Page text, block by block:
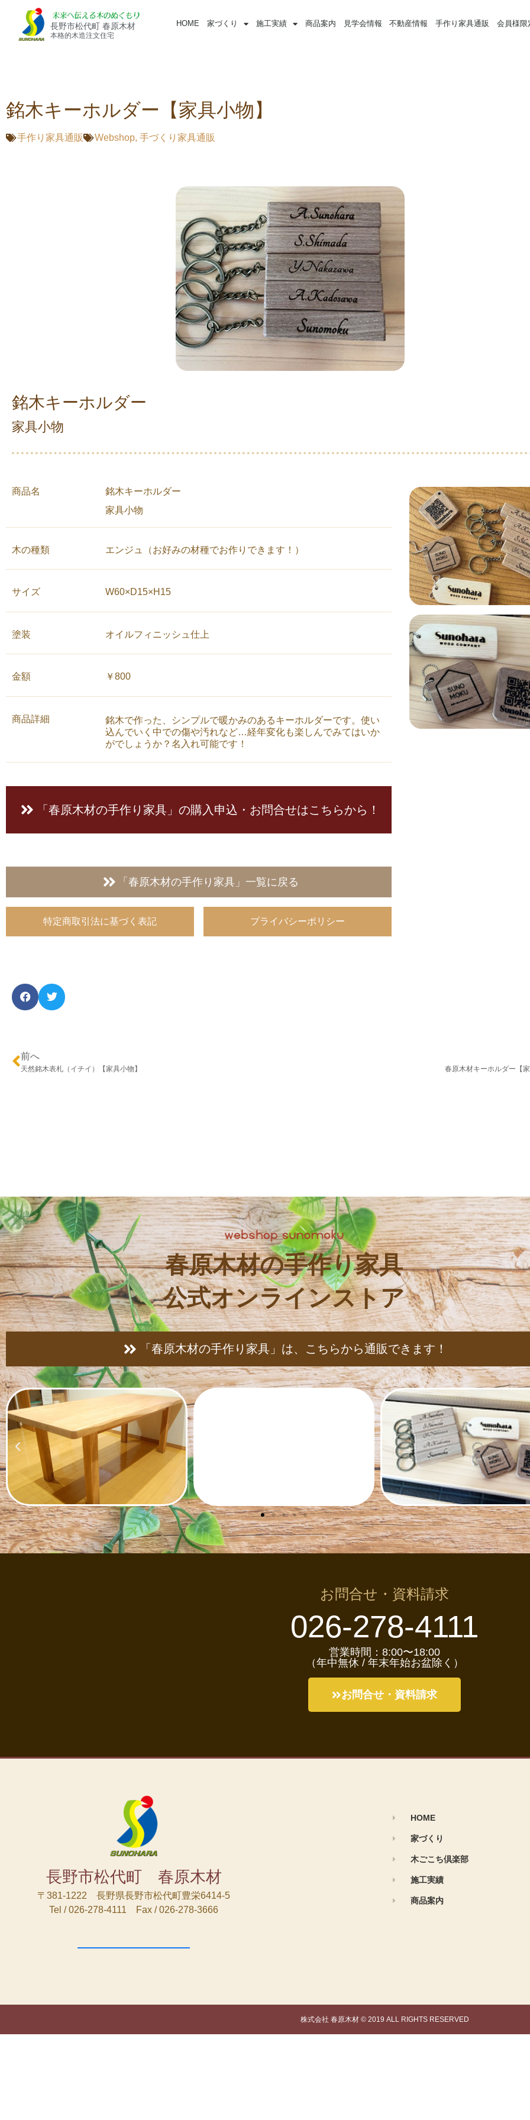
長野市松代町 春原木材
本格的木造注文住宅
HOME 家づくり 施工実績 商品案内 見学会情報 不動産情報 手作り家具通販 会員様限
銘木キーホルダー【家具小物】
手作り家具通販 Webshop, 手づくり家具通販
銘木キーホルダー
家具小物
商品名
銘木キーホルダー
家具小物
木の種類 エンジュ（お好みの材種でお作りできます！）
サイズ W60×D15×H15
塗装 オイルフィニッシュ仕上
金額 ￥800
商品詳細
銘木で作った、シンプルで暖かみのあるキーホルダーです。使い
込んでいく中での傷や汚れなど…経年変化も楽しんでみてはいか
がでしょうか？名入れ可能です！
「春原木材の手作り家具」の購入申込・お問合せはこちらから！
「春原木材の手作り家具」一覧に戻る
特定商取引法に基づく表記 プライバシーポリシー
前へ
天然銘木表札（イチイ）【家具小物】 春原木材キーホルダー【
春原木材の手作り家具
公式オンラインストア
「春原木材の手作り家具」は、 こちらから通販できます！
お問合せ・資料請求
026-278-4111
営業時間：8:00〜18:00
（年中無休 / 年末年始お盆除く）
お問合せ・資料請求
長野市松代町 春原木材
〒381-1222 長野県長野市松代町豊栄6414-5
Tel / 026-278-4111 Fax / 026-278-3666
HOME
家づくり
木ごこち倶楽部
施工実績
商品案内
株式会社 春原木材 © 2019 ALL RIGHTS RESERVED